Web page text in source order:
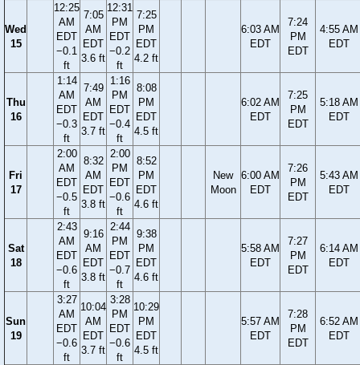
Wed
15
12:25
AM
EDT
−0.1
ft
7:05
AM
EDT
3.6 ft
12:31
PM
EDT
−0.2
ft
7:25
PM
EDT
4.2 ft
6:03 AM
EDT
7:24
PM
EDT
4:55 AM
EDT
Thu
16
1:14
AM
EDT
−0.3
ft
7:49
AM
EDT
3.7 ft
1:16
PM
EDT
−0.4
ft
8:08
PM
EDT
4.5 ft
6:02 AM
EDT
7:25
PM
EDT
5:18 AM
EDT
Fri
17
2:00
AM
EDT
−0.5
ft
8:32
AM
EDT
3.8 ft
2:00
PM
EDT
−0.6
ft
8:52
PM
EDT
4.6 ft
New
Moon
6:00 AM
EDT
7:26
PM
EDT
5:43 AM
EDT
Sat
18
2:43
AM
EDT
−0.6
ft
9:16
AM
EDT
3.8 ft
2:44
PM
EDT
−0.7
ft
9:38
PM
EDT
4.6 ft
5:58 AM
EDT
7:27
PM
EDT
6:14 AM
EDT
Sun
19
3:27
AM
EDT
−0.6
ft
10:04
AM
EDT
3.7 ft
3:28
PM
EDT
−0.6
ft
10:29
PM
EDT
4.5 ft
5:57 AM
EDT
7:28
PM
EDT
6:52 AM
EDT